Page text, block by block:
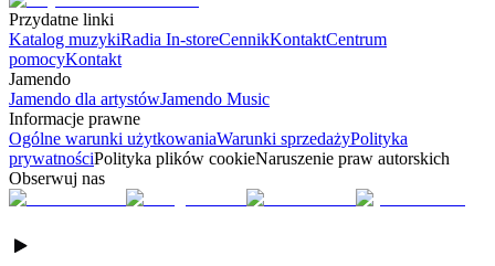
Przydatne linki
Katalog muzykiRadia In-storeCennikKontaktCentrum
pomocyKontakt
Jamendo
Jamendo dla artystówJamendo Music
Informacje prawne
Ogólne warunki użytkowaniaWarunki sprzedażyPolityka
prywatnościPolityka plików cookieNaruszenie praw autorskich
Obserwuj nas